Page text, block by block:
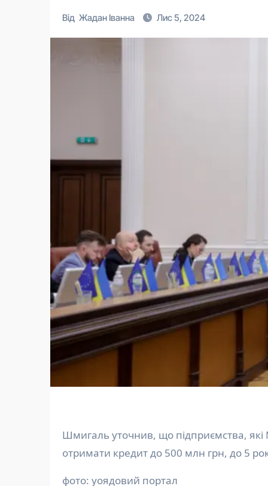
Від Жадан Іванна Лис 5, 2024
Шмигаль уточнив, що підприємства, які Мінстратегпром визнає критично важливими, зможуть
отримати кредит до 500 млн грн, до 5
фото: уоядовий портал